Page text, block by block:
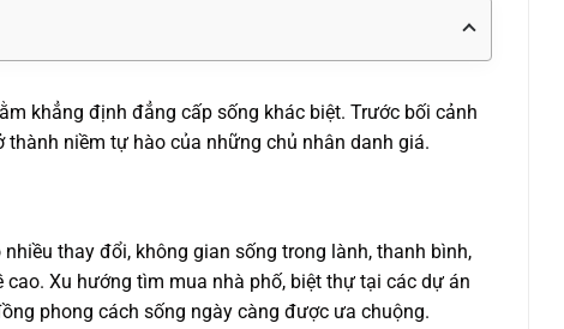
khẳng định đẳng cấp sống khác biệt. Trước bối cảnh
niềm tự hào của những chủ nhân danh giá.
thay đổi, không gian sống trong lành, thanh bình,
Xu hướng tìm mua nhà phố, biệt thự tại các dự án
phong cách sống ngày càng được ưa chuộng.